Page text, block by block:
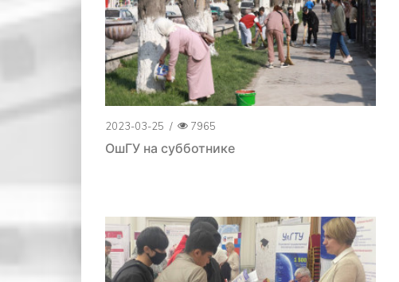
2023-03-25 / 7965
ОшГУ на субботнике